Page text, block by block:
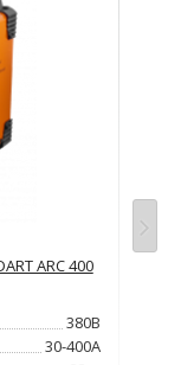
ARC 400
380В
30-400А